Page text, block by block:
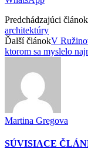
Predchádzajúci článok
architektúry
Ďalší článokV
ktorom sa myslelo
Martina Gregova
SÚVISIACE